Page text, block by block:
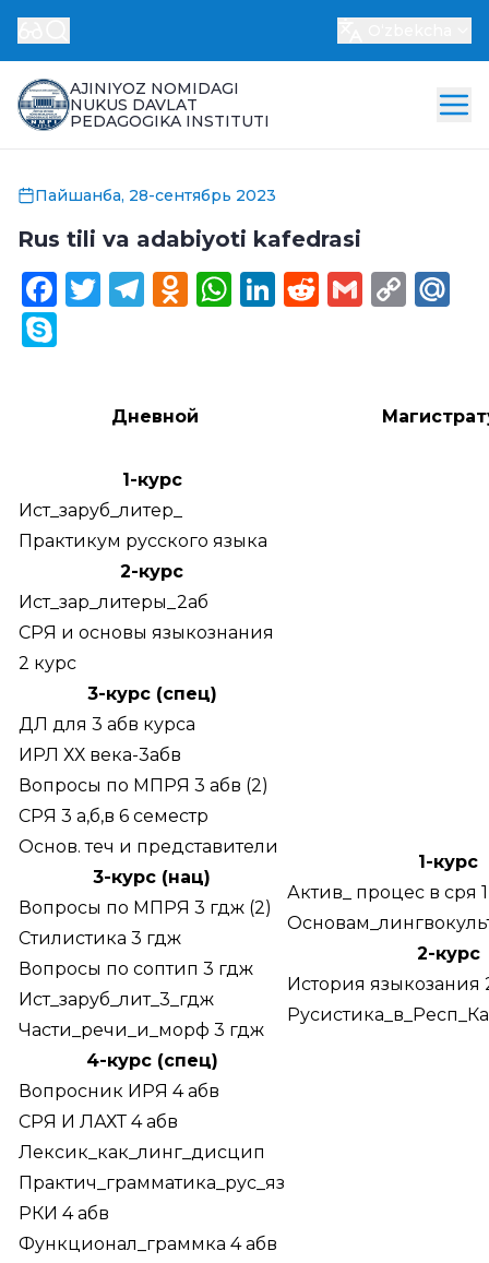
AJINIYOZ NOMIDAGI
NUKUS DAVLAT
PEDAGOGIKA INSTITUTI
Пайшанба, 28-сентябрь 2023
Rus tili va adabiyoti kafedrasi
Facebook
Twitter
Telegram
Odnoklassniki
WhatsApp
LinkedIn
Reddit
Gmail
Дневной
1-курс
Ист_заруб_литер_
Практикум русского языка
2-курс
Ист_зар_литеры_2аб
СРЯ и основы языкознания
2 курс
3-курс (спец)
ДЛ для 3 абв курса
ИРЛ ХХ века-3абв
Вопросы по МПРЯ 3 абв (2)
СРЯ 3 а,б,в 6 семестр
Основ. теч и представители
3-курс (нац)
Вопросы по МПРЯ 3 гдж (2)
Стилистика 3 гдж
Вопросы по соптип 3 гдж
Ист_заруб_лит_3_гдж
Части_речи_и_морф 3 гдж
4-курс (спец)
Вопросник ИРЯ 4 абв
СРЯ И ЛАХТ 4 абв
Лексик_как_линг_дисцип
Практич_грамматика_рус_яз
РКИ 4 абв
Функционал_граммка 4 абв
1-курс
Актив_ процес в сря
2-курс
История языкозания